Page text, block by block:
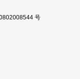
号